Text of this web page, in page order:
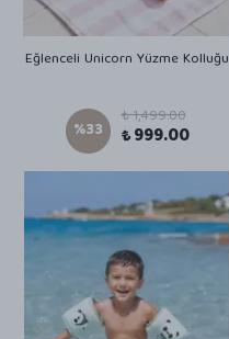
Eğlenceli Unicorn Yüzme Kolluğu
%33
₺ 1,499.00
₺ 999.00